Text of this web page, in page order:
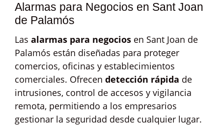
Alarmas para Negocios en Sant Joan
de Palamós
Las alarmas para negocios en Sant Joan de
Palamós están diseñadas para proteger
comercios, oficinas y establecimientos
comerciales. Ofrecen detección rápida de
intrusiones, control de accesos y vigilancia
remota, permitiendo a los empresarios
gestionar la seguridad desde cualquier lugar.